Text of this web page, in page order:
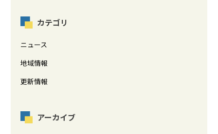
カテゴリ
ニュース
地域情報
更新情報
アーカイブ